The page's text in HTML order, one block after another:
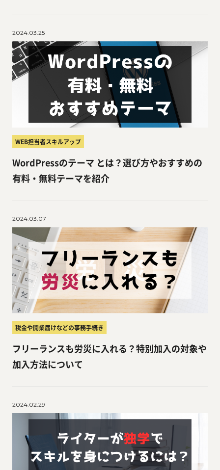
WEB担当者スキルアップ
2024.03.25
WordPressのテーマ とは？選び方やおすすめの
有料・無料テーマを紹介
税金や開業届けなどの事務手続き
2024.03.07
フリーランスも労災に入れる？特別加入の対象や
加入方法について
2024.02.29